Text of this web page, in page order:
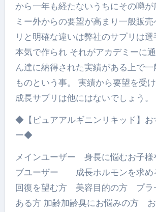
から一年も経たないうちにその噂
ミー外からの要望が高まり一般販
リと明確な違いは弊社のサプリは
本気で作られ それがアカデミーに
ん達に納得された実績がある上で
ものという事。 実績から要望を受
成長サプリは他にはないでしょう。
◆【ピュアアルギニンリキッド】お
ー◆
メインユーザー 身長に悩むお子様
ブユーザー 成長ホルモンを求
回復を望む方 美容目的の方 プラ
ある方 加齢加齢臭にお悩みの方